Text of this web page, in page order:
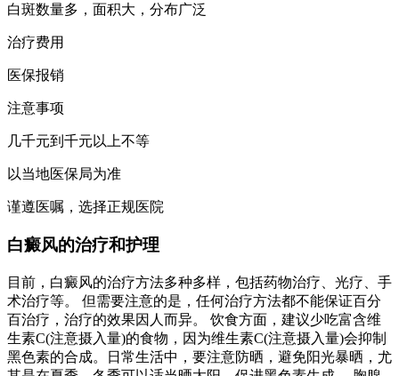
白斑数量多，面积大，分布广泛
治疗费用
医保报销
注意事项
几千元到千元以上不等
以当地医保局为准
谨遵医嘱，选择正规医院
白癜风的治疗和护理
目前，白癜风的治疗方法多种多样，包括药物治疗、光疗、手
术治疗等。 但需要注意的是，任何治疗方法都不能保证百分
百治疗，治疗的效果因人而异。 饮食方面，建议少吃富含维
生素C(注意摄入量)的食物，因为维生素C(注意摄入量)会抑制
黑色素的合成。日常生活中，要注意防晒，避免阳光暴晒，尤